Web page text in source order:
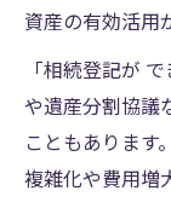
資産の有効活用
「相続登記が
や遺産分割協議
こともあります
複雑化や費用増